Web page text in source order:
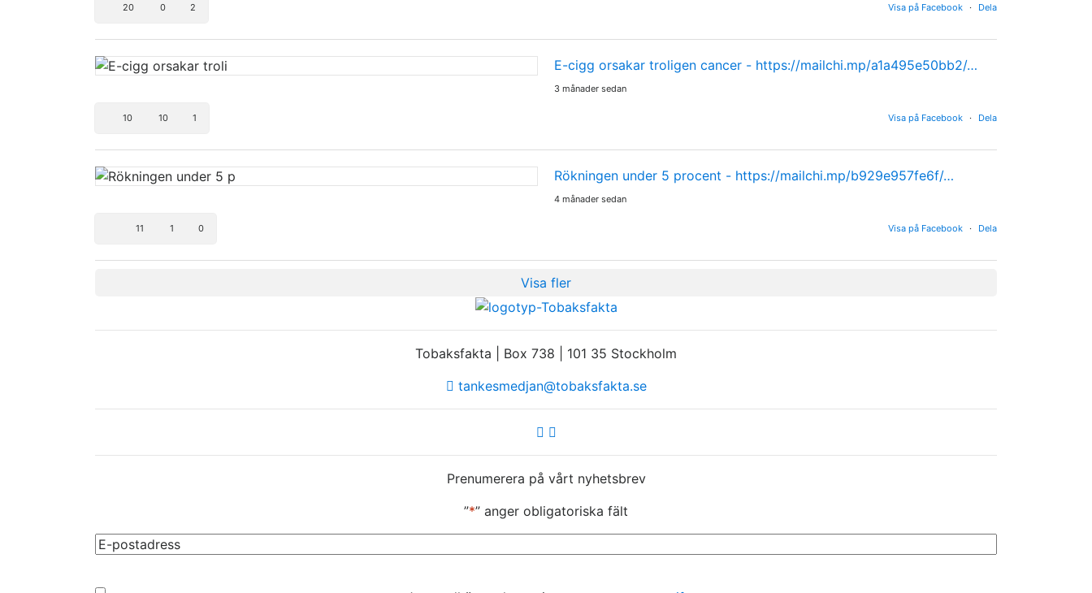
Visa på Facebook · Dela
20 0 2
E-cigg orsakar troligen cancer - https://mailchi.mp/a1a495e50bb2/…
3 månader sedan
Visa på Facebook · Dela
10 10 1
Rökningen under 5 procent - https://mailchi.mp/b929e957fe6f/…
4 månader sedan
Visa på Facebook · Dela
11 1 0
Visa fler
Tobaksfakta | Box 738 | 101 35 Stockholm
tankesmedjan@tobaksfakta.se
Prenumerera på vårt nyhetsbrev
”*” anger obligatoriska fält